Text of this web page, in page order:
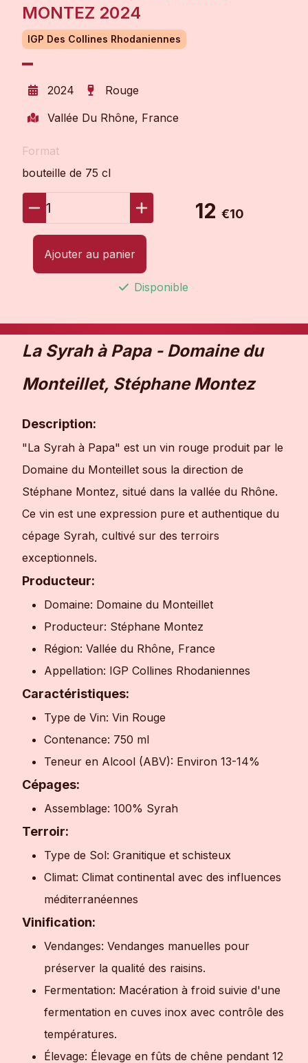
MONTEZ 2024
IGP Des Collines Rhodaniennes
2024
Rouge
Vallée Du Rhône, France
Format
bouteille de 75 cl
1 12€10
Ajouter au panier
Disponible
La Syrah à Papa - Domaine du
Monteillet, Stéphane Montez
Description:
"La Syrah à Papa" est un vin rouge produit par le
Domaine du Monteillet sous la direction de
Stéphane Montez, situé dans la vallée du Rhône.
Ce vin est une expression pure et authentique du
cépage Syrah, cultivé sur des terroirs
exceptionnels.
Producteur:
Domaine: Domaine du Monteillet
Producteur: Stéphane Montez
Région: Vallée du Rhône, France
Appellation: IGP Collines Rhodaniennes
Caractéristiques:
Type de Vin: Vin Rouge
Contenance: 750 ml
Teneur en Alcool (ABV): Environ 13-14%
Cépages:
Assemblage: 100% Syrah
Terroir:
Type de Sol: Granitique et schisteux
Climat: Climat continental avec des influences
méditerranéennes
Vinification:
Vendanges: Vendanges manuelles pour
préserver la qualité des raisins.
Fermentation: Macération à froid suivie d'une
fermentation en cuves inox avec contrôle des
températures.
Élevage: Élevage en fûts de chêne pendant 12